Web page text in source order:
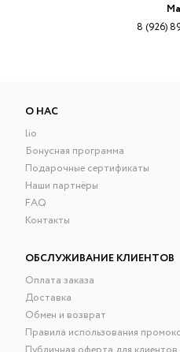
8 (926)
О НАС
lio
Бонусная программа
Подарочные сертификаты
Наши партнёры
FAQ
Контакты
ОБСЛУЖИВАНИЕ КЛИЕНТОВ
Оплата заказа
Доставка
Обмен и возврат
Правила использования